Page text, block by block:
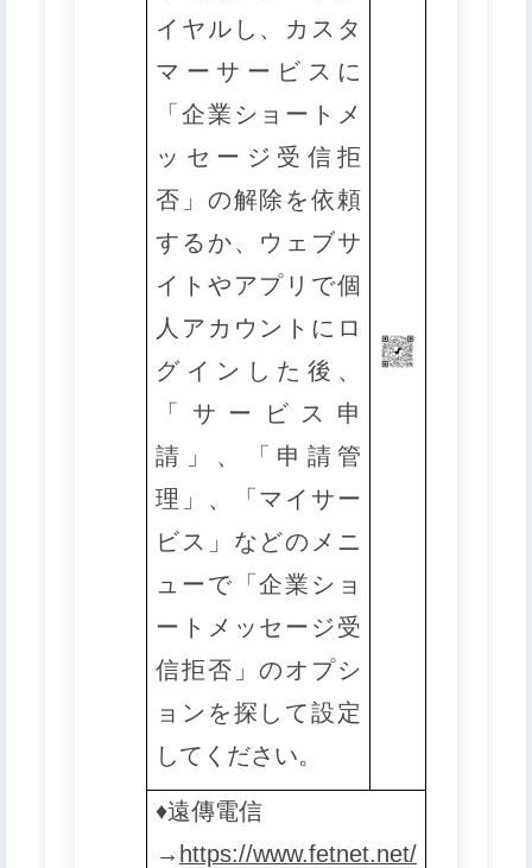
イヤルし、カスタ
マーサービスに
「企業ショートメ
ッセージ受信拒
否」の解除を依頼
するか、ウェブサ
イトやアプリで個
人アカウントにロ
グインした後、
「サービス申
請」、「申請管
理」、「マイサー
ビス」などのメニ
ューで「企業ショ
ートメッセージ受
信拒否」のオプシ
ョンを探して設定
してください。
♦️遠傳電信
→ https://www.fetnet.net/